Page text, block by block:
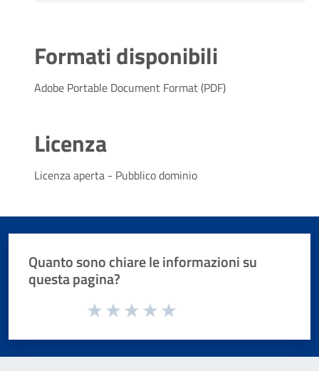
Formati disponibili
Adobe Portable Document Format (PDF)
Licenza
Licenza aperta - Pubblico dominio
Quanto sono chiare le informazioni su
questa pagina?
Valuta da 1 a 5 stelle la pagina